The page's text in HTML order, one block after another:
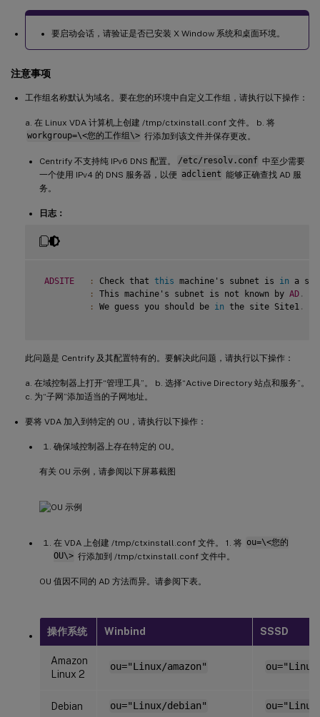
要启动会话，请验证是否已安装 X Window 系统和桌面环境。
注意事项
工作组名称默认为域名。要在您的环境中自定义工作组，请执行以下操作：
a. 在 Linux VDA 计算机上创建 /tmp/ctxinstall.conf 文件。 b. 将
workgroup=\<您的工作组\> 行添加到该文件并保存更改。
Centrify 不支持纯 IPv6 DNS 配置。 /etc/resolv.conf 中至少需要
一个使用 IPv4 的 DNS 服务器，以便 adclient 能够正确查找 AD 服
务。
日志：
ADSITE : Check that this machine's subnet is in a
:
This machine's subnet is not known by AD .
:
We guess you should be in the site Site1 .
此问题是 Centrify 及其配置特有的。要解决此问题，请执行以下操作：
a. 在域控制器上打开“管理工具”。 b. 选择“Active Directory 站点和服务”。
c. 为“子网”添加适当的子网地址。
要将 VDA 加入到特定的 OU，请执行以下操作：
确保域控制器上存在特定的 OU。
有关 OU 示例，请参阅以下屏幕截图
在 VDA 上创建 /tmp/ctxinstall.conf 文件。 1. 将 ou=\<您的
OU\> 行添加到 /tmp/ctxinstall.conf 文件中。
OU 值因不同的 AD 方法而异。请参阅下表。
操作系统 Winbind SSSD
Amazon
Linux 2
ou="Linux/amazon"
Debian ou="Linux/debian"